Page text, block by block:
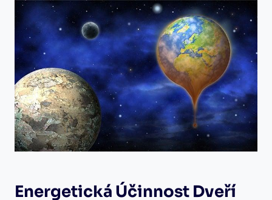
Energetická Účinnost Dveří